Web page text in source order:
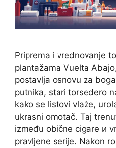
Priprema i vrednovanje
plantažama Vuelta
postavlja osnovu za
putnika, stari torsedero
kako se listovi vlaže,
ukrasni omotač. Taj
između obične cigare и
pravljene serije. Nakon